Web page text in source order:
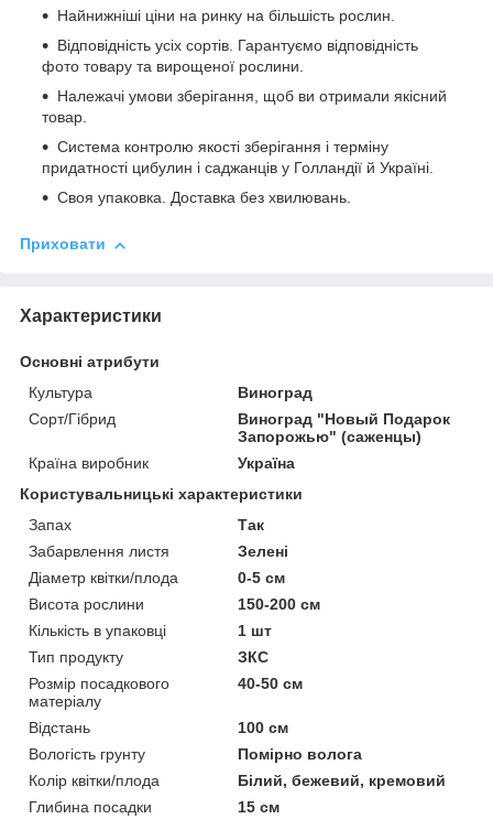
Найнижніші ціни на ринку на більшість рослин.
Відповідність усіх сортів. Гарантуємо відповідність
фото товару та вирощеної рослини.
Належачі умови зберігання, щоб ви отримали якісний
товар.
Система контролю якості зберігання і терміну
придатності цибулин і саджанців у Голландії й Україні.
Своя упаковка. Доставка без хвилювань.
Приховати
Характеристики
Основні атрибути
Культура
Виноград
Сорт/Гібрид
Виноград "Новый Подарок
Запорожью" (саженцы)
Країна виробник
Україна
Користувальницькі характеристики
Запах
Так
Забарвлення листя
Зелені
Діаметр квітки/плода
0-5 см
Висота рослини
150-200 см
Кількість в упаковці
1 шт
Тип продукту
ЗКС
Розмір посадкового
матеріалу
40-50 см
Відстань
100 см
Вологість грунту
Помірно волога
Колір квітки/плода
Білий, бежевий, кремовий
Глибина посадки
15 см